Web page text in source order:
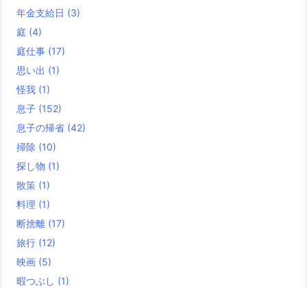
年金支給日 (3)
庭 (4)
庭仕事 (17)
思い出 (1)
怪我 (1)
息子 (152)
息子の帰省 (42)
掃除 (10)
探し物 (1)
散策 (1)
料理 (1)
断捨離 (17)
旅行 (12)
映画 (5)
暇つぶし (1)